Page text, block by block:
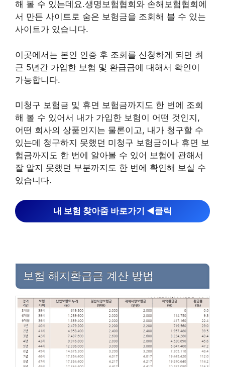
해 볼 수 있는데요.생명보험협회와 손해보험협회에
서 만든 사이트로 숨은 보험금을 조회해 볼 수 있는
사이트가 있습니다.
이곳에서는 본인 인증 후 조회를 신청하게 되면 최
근 5년간 가입한 보험 및 환급금에 대해서 확인이
가능합니다.
미청구 보험금 및 휴면 보험금까지도 한 번에 조회
해 볼 수 있어서 내가 가입한 보험이 어떤 것인지,
어떤 회사의 상품인지는 물론이고, 내가 청구할 수
있는데 청구하지 못했던 미청구 보험금이나 휴면 보
험금까지도 한 번에 알아볼 수 있어 보험에 관해서
잘 알지 못했던 부분까지도 한 번에 확인해 보실 수
있습니다.
내 보험 찾아줌 바로가기 ◀︎클릭
보험 해지환급금 계산 방법